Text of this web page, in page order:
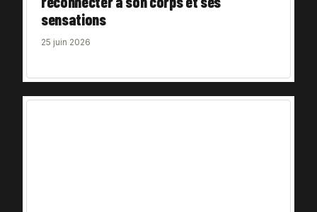
sensations
25 juin 2026